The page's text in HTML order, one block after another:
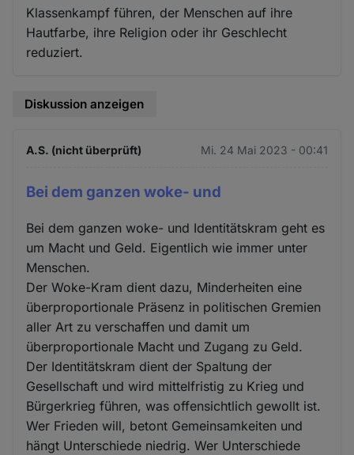
Klassenkampf führen, der Menschen auf ihre
Hautfarbe, ihre Religion oder ihr Geschlecht
reduziert.
Diskussion anzeigen
A.S. (nicht überprüft) Mi. 24 Mai 2023 - 00:41
Bei dem ganzen woke- und
Bei dem ganzen woke- und Identitätskram geht es
um Macht und Geld. Eigentlich wie immer unter
Menschen.
Der Woke-Kram dient dazu, Minderheiten eine
überproportionale Präsenz in politischen Gremien
aller Art zu verschaffen und damit um
überproportionale Macht und Zugang zu Geld.
Der Identitätskram dient der Spaltung der
Gesellschaft und wird mittelfristig zu Krieg und
Bürgerkrieg führen, was offensichtlich gewollt ist.
Wer Frieden will, betont Gemeinsamkeiten und
hängt Unterschiede niedrig. Wer Unterschiede